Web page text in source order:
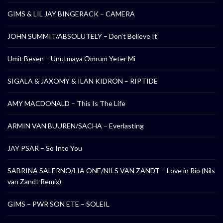
GIMS & LIL JAY BINGERACK – CAMERA
JOHN SUMMIT/ABSOLUTELY – Don’t Believe It
Umit Besen – Unutmaya Omrum Yeter Mi
SIGALA & JAXOMY & ILAN KIDRON – RIPTIDE
AMY MACDONALD – This Is The Life
ARMIN VAN BUUREN/SACHA – Everlasting
JAY PSAR – So Into You
SABRINA SALERNO/LIA ONE/NILS VAN ZANDT – Love in Rio (Nils
van Zandt Remix)
GIMS – PWR SON ETE – SOLEIL